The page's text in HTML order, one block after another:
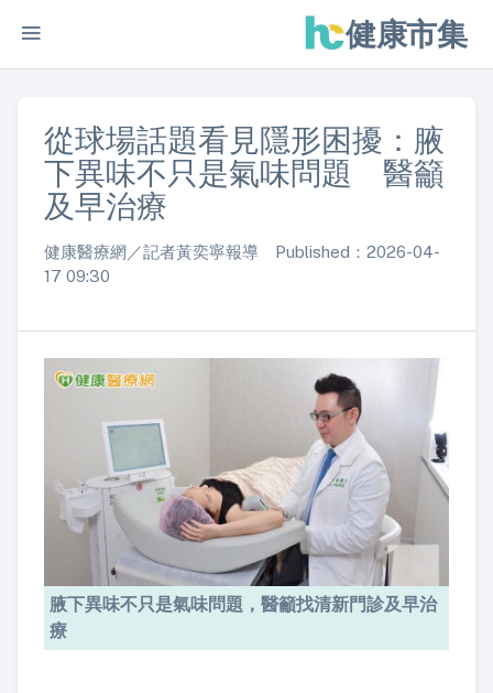
健康市集
從球場話題看見隱形困擾：腋
下異味不只是氣味問題 醫籲
及早治療
健康醫療網／記者黃奕寧報導 Published：2026-04-
17 09:30
腋下異味不只是氣味問題，醫籲找清新門診及早治
療